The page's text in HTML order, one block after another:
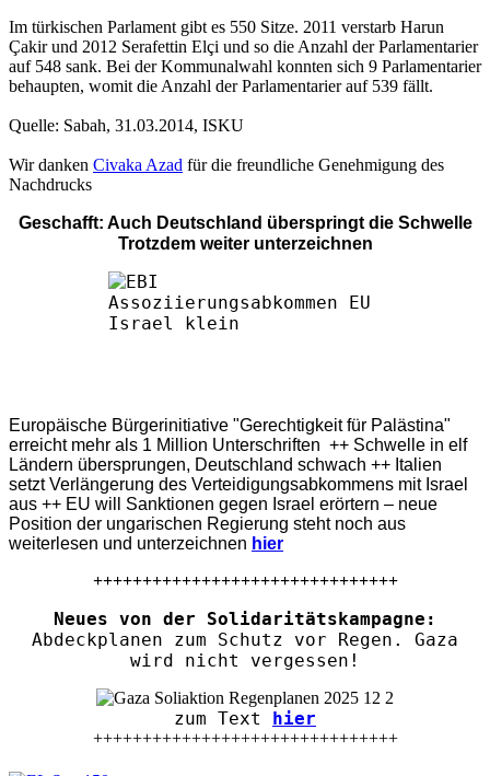
Im türkischen Parlament gibt es 550 Sitze. 2011 verstarb Harun
Çakir und 2012 Serafettin Elçi und so die Anzahl der Parlamentarier
auf 548 sank. Bei der Kommunalwahl konnten sich 9 Parlamentarier
behaupten, womit die Anzahl der Parlamentarier auf 539 fällt.
Quelle: Sabah, 31.03.2014, ISKU
Wir danken Civaka Azad für die freundliche Genehmigung des
Nachdrucks
Geschafft: Auch Deutschland überspringt die Schwelle
Trotzdem weiter unterzeichnen
Europäische Bürgerinitiative "Gerechtigkeit für Palästina"
erreicht mehr als 1 Million Unterschriften ++ Schwelle in elf
Ländern übersprungen, Deutschland schwach ++ Italien
setzt Verlängerung des Verteidigungsabkommens mit Israel
aus ++ EU will Sanktionen gegen Israel erörtern – neue
Position der ungarischen Regierung steht noch aus
weiterlesen und unterzeichnen hier
+++++++++++++++++++++++++++++++
Neues von der Solidaritätskampagne:
Abdeckplanen zum Schutz vor Regen. Gaza
wird nicht vergessen!
zum Text hier
+++++++++++++++++++++++++++++++